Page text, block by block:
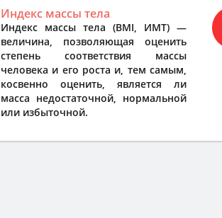
Индекс массы тела
Индекс массы тела (BMI, ИМТ) —
величина, позволяющая оценить
степень соответствия массы
человека и его роста и, тем самым,
косвенно оценить, является ли
масса недостаточной, нормальной
или избыточной.